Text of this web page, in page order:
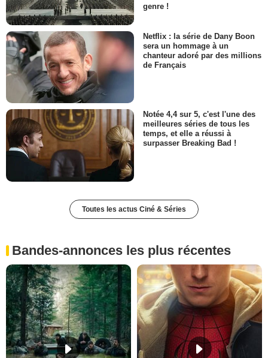
genre !
Netflix : la série de Dany Boon
sera un hommage à un
chanteur adoré par des millions
de Français
Notée 4,4 sur 5, c'est l'une des
meilleures séries de tous les
temps, et elle a réussi à
surpasser Breaking Bad !
Toutes les actus Ciné & Séries
Bandes-annonces les plus récentes